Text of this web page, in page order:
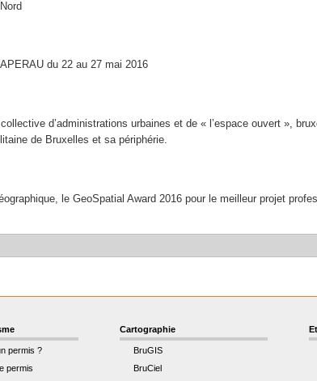
du 22 au 27 mai 2016
d’administrations urbaines et de « l’espace ouvert »,
de Bruxelles et sa périphérie.
le GeoSpatial Award 2016 pour le meilleur projet
permis ?
permis
Cartographie
BruGIS
BruCiel